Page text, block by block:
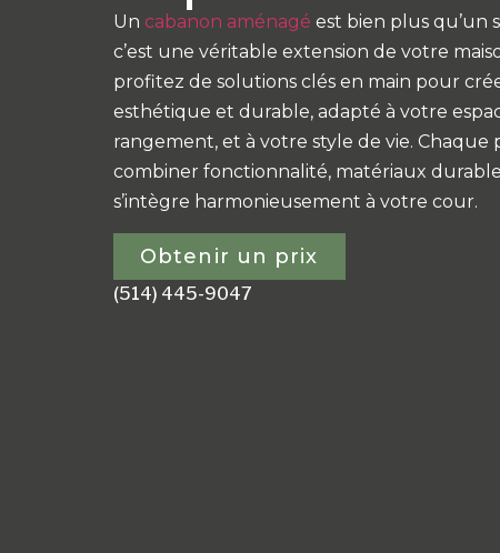
Un cabanon aménagé est bien plus qu’un
c’est une véritable extension de votre
profitez de solutions clés en main pour
esthétique et durable, adapté à votre
rangement, et à votre style de vie. Chaque
combiner fonctionnalité, matériaux
s’intègre harmonieusement à votre cour.
Obtenir un prix
(514) 445-9047